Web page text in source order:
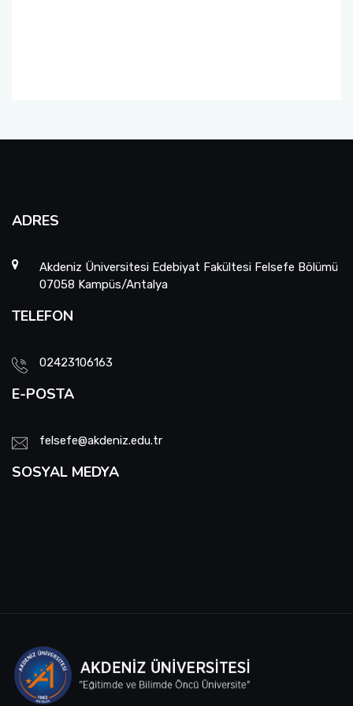
ADRES
Akdeniz Üniversitesi Edebiyat Fakültesi Felsefe Bölümü
07058 Kampüs/Antalya
TELEFON
02423106163
E-POSTA
felsefe@akdeniz.edu.tr
SOSYAL MEDYA